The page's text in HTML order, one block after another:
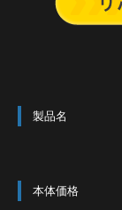
製品名
本体価格